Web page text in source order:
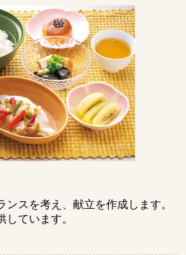
スを考え、献立を作成します。
ています。